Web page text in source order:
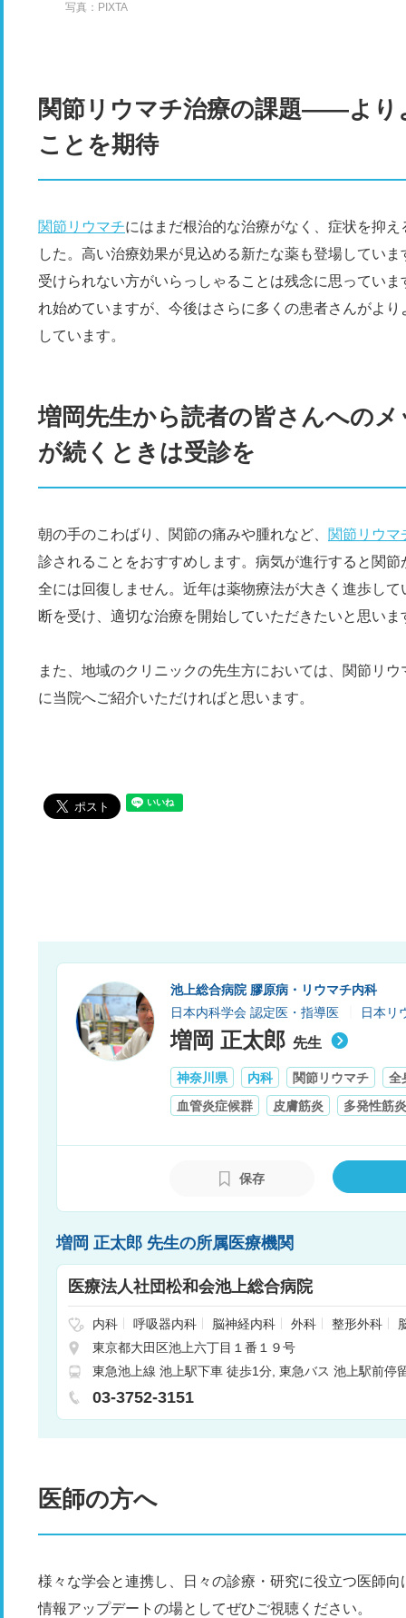
写真：PIXTA
関節リウマチ治療の課題――より
ことを期待
関節リウマチにはまだ根治的な治療がなく、症状を抑
した。高い治療効果が見込める新たな薬も登場してい
受けられない方がいらっしゃることは残念に思ってい
れ始めていますが、今後はさらに多くの患者さんがよ
しています。
増岡先生から読者の皆さんへの
が続くときは受診を
朝の手のこわばり、関節の痛みや腫れなど、 関節リウマ
診されることをおすすめします。病気が進行すると関
全には回復しません。近年は薬物療法が大きく進歩し
断を受け、適切な治療を開始していただきたいと思いま
また、地域のクリニックの先生方においては、関節リ
に当院へご紹介いただければと思います。
池上総合病院 膠原病・リウマチ内科
日本内科学会 認定医・指導医
日本リ
増岡 正太郎 先生
神奈川県 内科 関節リウマチ
全
血管炎症候群
皮膚筋炎 多発性筋炎
保存
増岡 正太郎 先生の所属医療機関
医療法人社団松和会池上総合病院
内科 呼吸器内科 脳神経内科 外科 整形外科
病・内分泌内科
眼科 泌尿器科
救急科
呼吸器外科 皮膚科
膠原病・リウマチ科
化器内科
腎臓内科 循環器内科 病理診断科
リ
乳腺外科
東京都大田区池上六丁目１番１９号
東急池上線 池上駅下車 徒歩1分 東急バス 池上駅前停
03-3752-3151
医師の方へ
様々な学会と連携し、日々の診療・研究に役立つ医師
情報アップデートの場としてぜひご視聴ください。